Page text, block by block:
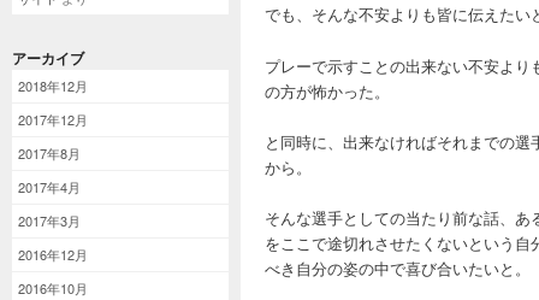
アーカイブ
2018年12月
2017年12月
2017年8月
2017年4月
2017年3月
2016年12月
2016年10月
でも、そんな不安よりも皆に伝えた
プレーで示すことの出来ない不安よ
の方が怖かった。
と同時に、出来なければそれまでの
から。
そんな選手としての当たり前な話、
をここで途切れさせたくないという
べき自分の姿の中で喜び合いたいと。